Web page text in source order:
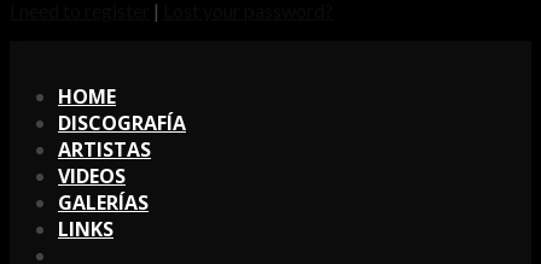
|
HOME
DISCOGRAFÍA
ARTISTAS
VIDEOS
GALERÍAS
LINKS